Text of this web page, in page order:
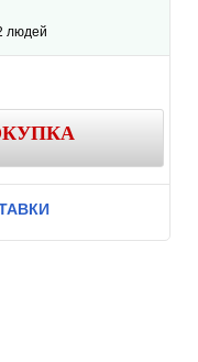
людей